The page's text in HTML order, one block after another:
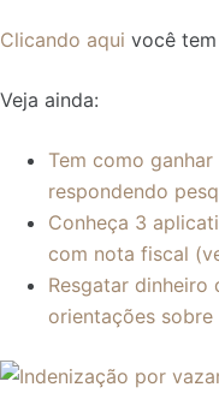
Clicando aqui você
Veja ainda:
Tem como
respondendo
Conheça 3
com nota fiscal
Resgatar dinheiro
orientações